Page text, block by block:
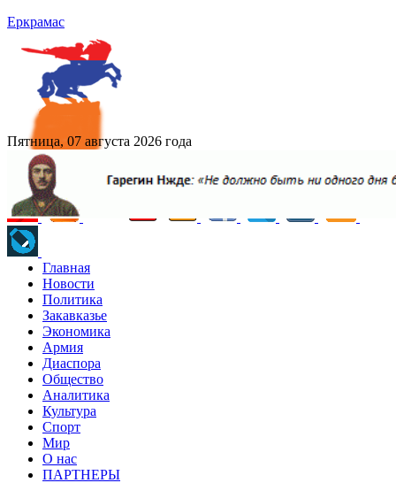
Еркрамас
Пятница, 07 августа 2026 года
Главная
Новости
Политика
Закавказье
Экономика
Армия
Диаспора
Общество
Аналитика
Культура
Спорт
Мир
О нас
ПАРТНЕРЫ